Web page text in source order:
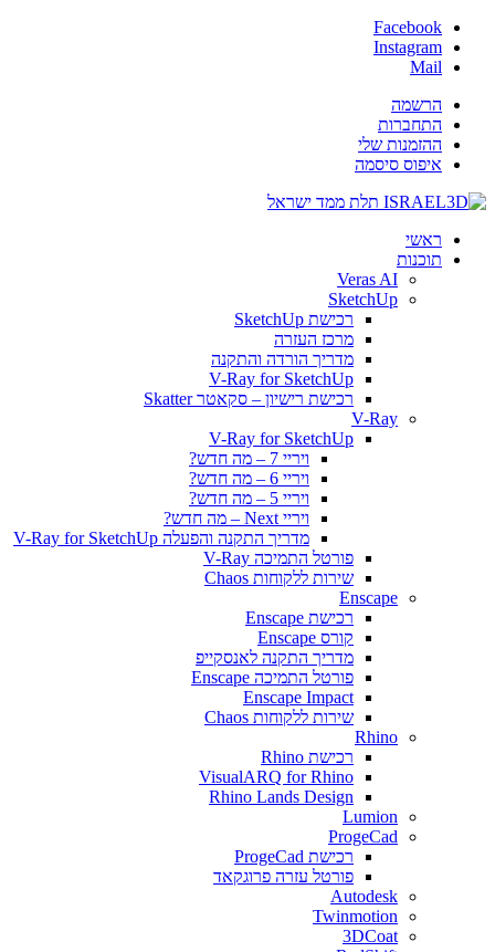
Facebook
Instagram
Mail
הרשמה
התחברות
ההזמנות שלי
איפוס סיסמה
ראשי
תוכנות
Veras AI
SketchUp
רכישת SketchUp
מרכז העזרה
מדריך הורדה והתקנה
V-Ray for SketchUp
רכישת רישיון – סקאטר Skatter
V-Ray
V-Ray for SketchUp
ויריי 7 – מה חדש?
ויריי 6 – מה חדש?
ויריי 5 – מה חדש?
ויריי Next – מה חדש?
מדריך התקנה והפעלה V-Ray for SketchUp
פורטל התמיכה V-Ray
שירות ללקוחות Chaos
Enscape
רכישת Enscape
קורס Enscape
מדריך התקנה לאנסקייפ
פורטל התמיכה Enscape
Enscape Impact
שירות ללקוחות Chaos
Rhino
רכישת Rhino
VisualARQ for Rhino
Rhino Lands Design
Lumion
ProgeCad
רכישת ProgeCad
פורטל עזרה פרוגקאד
Autodesk
Twinmotion
3DCoat